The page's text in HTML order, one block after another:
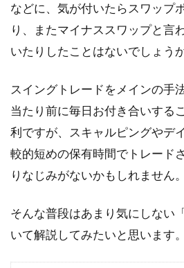
などに、気が付いたらスワップ
り、またマイナススワップと言
いたりしたことはないでしょう
スイングトレードをメインの手
当たり前に毎日お付き合いする
利ですが、スキャルピングやデ
較的短めの保有時間でトレード
りなじみがないかもしれません。
そんな普段はあまり気にしない
いて解説してみたいと思います。